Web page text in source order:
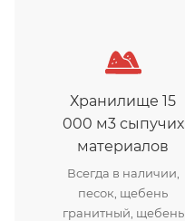
Хранилище 15
000 м3 сыпучих
материалов
Всегда в наличии,
песок, щебень
гранитный, щебень